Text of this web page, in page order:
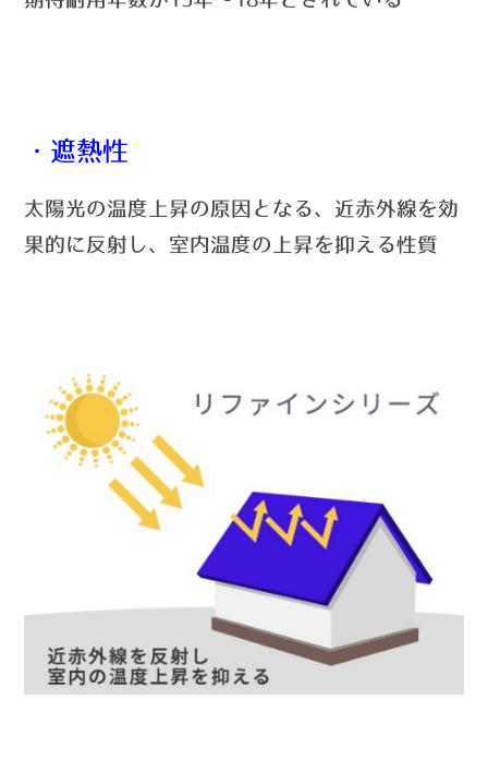
・遮熱性
太陽光の温度上昇の原因となる、近赤外線を効
果的に反射し、室内温度の上昇を抑える性質